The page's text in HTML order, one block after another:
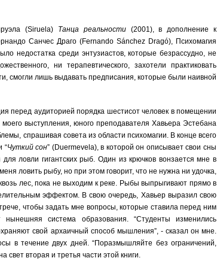
(Siruela) Танца реальности(2001), в дополнение к
Санчес Драго (Fernando Sánchez Dragó), Психомагия
недостатка среди энтузиастов, которые безрассудно, не
ни терапевтического, захотели практиковать
смогли лишь выдавать предписания, которые были наивной
перед аудиторией порядка шестисот человек в помещении
выступления, юного преподавателя Хавьера Эстебана
спрашивая совета из области психомагии. В конце всего
“Чуткий сон” (Duermevela), в которой он описывает свои сны
ловли гигантских рыб. Один из крючков вонзается мне в
ловить рыбу, но при этом говорит, что не нужна ни удочка,
лес, пока не выходим к реке. Рыбы выпрыгивают прямо в
эффектом. В свою очередь, Хавьер выразил свою
чтобы задать мне вопросы, которые ставила перед ним
система образования. “Студенты изменились
свой архаичный способ мышления”, - сказал он мне.
в течение двух дней. “Поразмышляйте без ограничений,
свет вторая и третья части этой книги.